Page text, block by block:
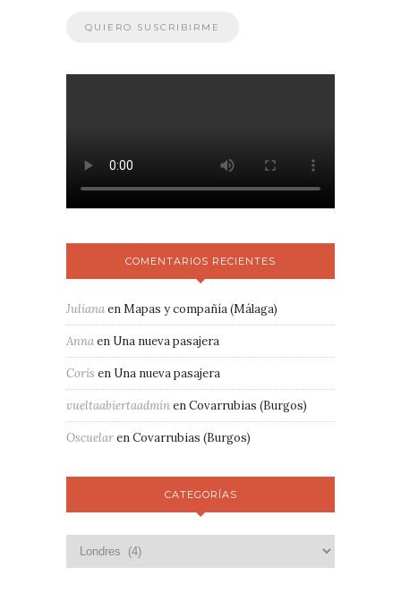
COMENTARIOS RECIENTES
JulianaenMapas y compañía (Málaga)
Annaen Una nueva pasajera
Coris en Una nueva pasajera
vueltaabiertaadminenCovarrubias (Burgos)
OscuelarenCovarrubias (Burgos)
CATEGORÍAS